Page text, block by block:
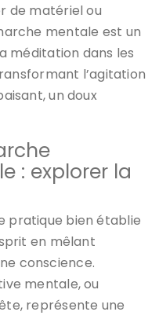
de matériel ou
mentale est un
méditation dans les
l’agitation
un doux
: explorer la
pratique bien établie
en mêlant
conscience.
mentale, ou
représente une